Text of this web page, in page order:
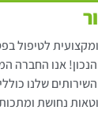
לטיפול
אנו החברה
שלנו
נחושת